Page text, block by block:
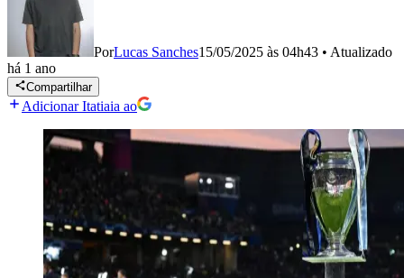
PorLucas Sanches15/05/2025 às 04h43 • Atualizado
há 1 ano
Compartilhar
Adicionar Itatiaia ao